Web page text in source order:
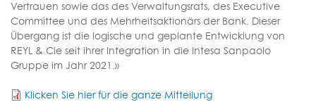
Vertrauen sowie das des Verwaltungsrats, des Executive
Committee und des Mehrheitsaktionärs der Bank. Dieser
Übergang ist die logische und geplante Entwicklung von
REYL & Cie seit ihrer Integration in die Intesa Sanpaolo
Gruppe im Jahr 2021.»
Klicken Sie hier für die ganze Mitteilung